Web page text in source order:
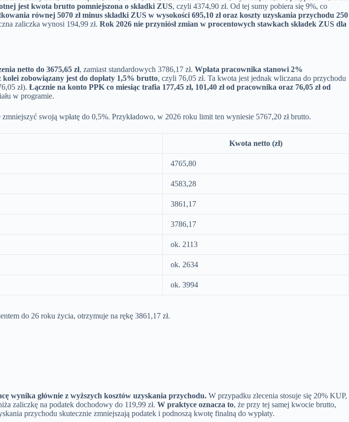
jest kwota brutto pomniejszona o składki ZUS, czyli 4374,90 zł. Od tej sumy pobiera się 9%, co
równej 5070 zł minus składki ZUS w wysokości 695,10 zł oraz koszty uzyskania przychodu 250
zaliczka wynosi 194,99 zł. Rok 2026 nie przyniósł zmian w procentowych stawkach składek ZUS dla
netto do 3675,65 zł, zamiast standardowych 3786,17 zł. Wpłata pracownika stanowi 2%
kolei zobowiązany jest do dopłaty 1,5% brutto, czyli 76,05 zł. Ta kwota jest jednak wliczana do przychodu
zł). Łącznie na konto PPK co miesiąc trafia 177,45 zł, 101,40 zł od pracownika oraz 76,05 zł od
w programie.
swoją wpłatę do 0,5%. Przykładowo, w 2026 roku limit ten wyniesie 5767,20 zł brutto.
Kwota netto (zł)
4765,80
4583,28
3861,17
3786,17
ok. 2113
ok. 2634
ok. 3994
do 26 roku życia, otrzymuje na rękę 3861,17 zł.
wynika głównie z wyższych kosztów uzyskania przychodu. W przypadku zlecenia stosuje się 20% KUP,
zaliczkę na podatek dochodowy do 119,99 zł. W praktyce oznacza to, że przy tej samej kwocie brutto,
przychodu skutecznie zmniejszają podatek i podnoszą kwotę finalną do wypłaty.